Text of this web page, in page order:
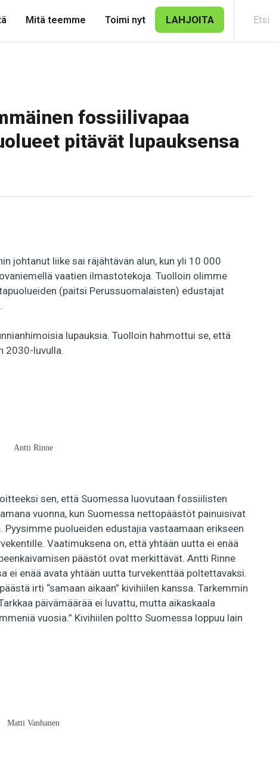
Mitä teemme Toimi nyt LAHJOITA
fossiilivapaa
pitävät lupauksensa
johtanut liike sai räjähtävän alun, kun yli 10 000
vaatien ilmastotekoja. Tuolloin olimme
(paitsi Perussuomalaisten) edustajat
lupauksia. Tuolloin hahmottui se, että
2030-luvulla.
Antti Rinne
sen, että Suomessa luovutaan fossiilisten
vuonna, kun Suomessa nettopäästöt painuisivat
puolueiden edustajia vastaamaan erikseen
Vaatimuksena on, että yhtään uutta ei enää
päästöt ovat merkittävät. Antti Rinne
ei enää avata yhtään uutta turvekenttää poltettavaksi.
irti “samaan aikaan” kivihiilen kanssa. Tarkemmin
päivämäärää ei luvattu, mutta aikaskaala
vuosia.” Kivihiilen poltto Suomessa loppuu lain
Matti Vanhanen